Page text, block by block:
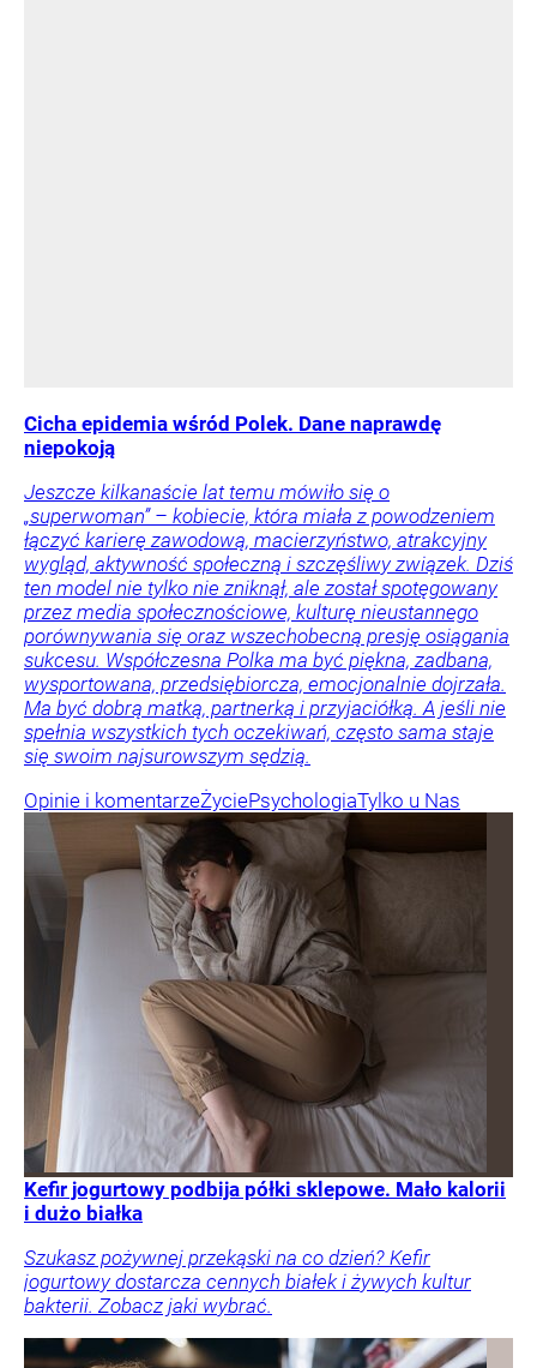
Cicha epidemia wśród Polek. Dane naprawdę
niepokoją
Jeszcze kilkanaście lat temu mówiło się o
„superwoman” – kobiecie, która miała z powodzeniem
łączyć karierę zawodową, macierzyństwo, atrakcyjny
wygląd, aktywność społeczną i szczęśliwy związek. Dziś
ten model nie tylko nie zniknął, ale został spotęgowany
przez media społecznościowe, kulturę nieustannego
porównywania się oraz wszechobecną presję osiągania
sukcesu. Współczesna Polka ma być piękna, zadbana,
wysportowana, przedsiębiorcza, emocjonalnie dojrzała.
Ma być dobrą matką, partnerką i przyjaciółką. A jeśli nie
spełnia wszystkich tych oczekiwań, często sama staje
się swoim najsurowszym sędzią.
Opinie i komentarzeŻyciePsychologiaTylko u Nas
Kefir jogurtowy podbija półki sklepowe. Mało kalorii
i dużo białka
Szukasz pożywnej przekąski na co dzień? Kefir
jogurtowy dostarcza cennych białek i żywych kultur
bakterii. Zobacz jaki wybrać.